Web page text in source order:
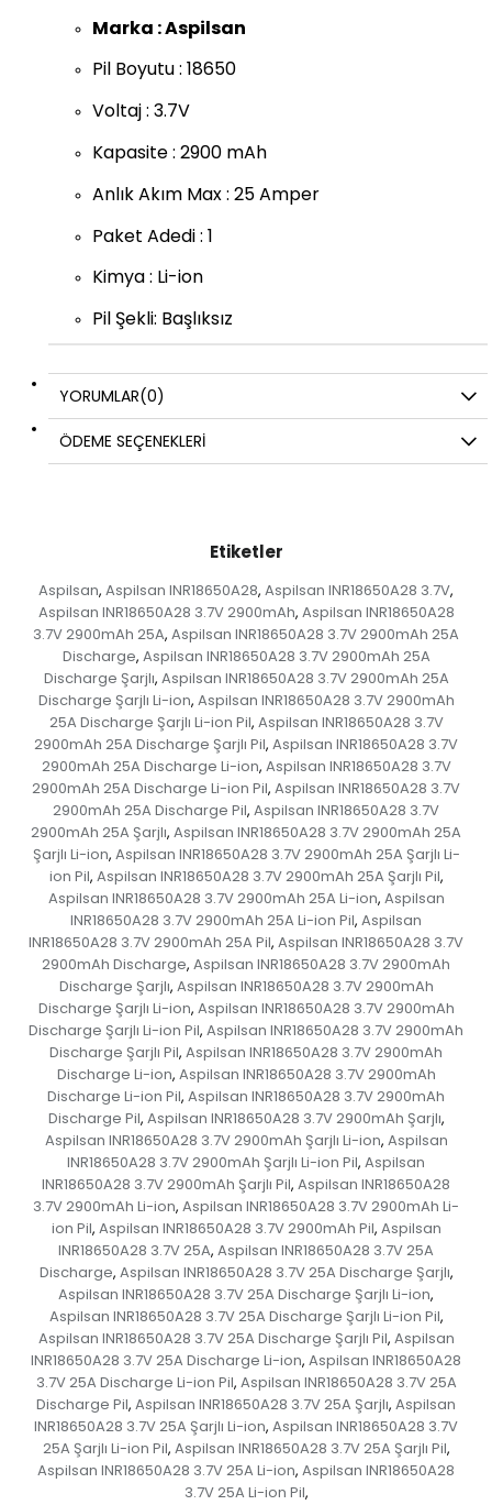
Marka : Aspilsan
Pil Boyutu : 18650
Voltaj : 3.7V
Kapasite : 2900 mAh
Anlık Akım Max : 25 Amper
Paket Adedi : 1
Kimya : Li-ion
Pil Şekli: Başlıksız
YORUMLAR(0)
ÖDEME SEÇENEKLERI
Etiketler
Aspilsan, Aspilsan INR18650A28, Aspilsan INR18650A28 3.7V,
Aspilsan INR18650A28 3.7V 2900mAh, Aspilsan INR18650A28
3.7V 2900mAh 25A, Aspilsan INR18650A28 3.7V 2900mAh 25A
Discharge, Aspilsan INR18650A28 3.7V 2900mAh 25A
Discharge Şarjlı, Aspilsan INR18650A28 3.7V 2900mAh 25A
Discharge Şarjlı Li-ion, Aspilsan INR18650A28 3.7V 2900mAh
25A Discharge Şarjlı Li-ion Pil, Aspilsan INR18650A28 3.7V
2900mAh 25A Discharge Şarjlı Pil, Aspilsan INR18650A28 3.7V
2900mAh 25A Discharge Li-ion, Aspilsan INR18650A28 3.7V
2900mAh 25A Discharge Li-ion Pil, Aspilsan INR18650A28 3.7V
2900mAh 25A Discharge Pil, Aspilsan INR18650A28 3.7V
2900mAh 25A Şarjlı, Aspilsan INR18650A28 3.7V 2900mAh 25A
Şarjlı Li-ion, Aspilsan INR18650A28 3.7V 2900mAh 25A Şarjlı Li-
ion Pil, Aspilsan INR18650A28 3.7V 2900mAh 25A Şarjlı Pil,
Aspilsan INR18650A28 3.7V 2900mAh 25A Li-ion, Aspilsan
INR18650A28 3.7V 2900mAh 25A Li-ion Pil, Aspilsan
INR18650A28 3.7V 2900mAh 25A Pil, Aspilsan INR18650A28 3.7V
2900mAh Discharge, Aspilsan INR18650A28 3.7V 2900mAh
Discharge Şarjlı, Aspilsan INR18650A28 3.7V 2900mAh
Discharge Şarjlı Li-ion, Aspilsan INR18650A28 3.7V 2900mAh
Discharge Şarjlı Li-ion Pil, Aspilsan INR18650A28 3.7V 2900mAh
Discharge Şarjlı Pil, Aspilsan INR18650A28 3.7V 2900mAh
Discharge Li-ion, Aspilsan INR18650A28 3.7V 2900mAh
Discharge Li-ion Pil, Aspilsan INR18650A28 3.7V 2900mAh
Discharge Pil, Aspilsan INR18650A28 3.7V 2900mAh Şarjlı,
Aspilsan INR18650A28 3.7V 2900mAh Şarjlı Li-ion, Aspilsan
INR18650A28 3.7V 2900mAh Şarjlı Li-ion Pil, Aspilsan
INR18650A28 3.7V 2900mAh Şarjlı Pil, Aspilsan INR18650A28
3.7V 2900mAh Li-ion, Aspilsan INR18650A28 3.7V 2900mAh Li-
ion Pil, Aspilsan INR18650A28 3.7V 2900mAh Pil, Aspilsan
INR18650A28 3.7V 25A, Aspilsan INR18650A28 3.7V 25A
Discharge, Aspilsan INR18650A28 3.7V 25A Discharge Şarjlı,
Aspilsan INR18650A28 3.7V 25A Discharge Şarjlı Li-ion,
Aspilsan INR18650A28 3.7V 25A Discharge Şarjlı Li-ion Pil,
Aspilsan INR18650A28 3.7V 25A Discharge Şarjlı Pil, Aspilsan
INR18650A28 3.7V 25A Discharge Li-ion, Aspilsan INR18650A28
3.7V 25A Discharge Li-ion Pil, Aspilsan INR18650A28 3.7V 25A
Discharge Pil, Aspilsan INR18650A28 3.7V 25A Şarjlı, Aspilsan
INR18650A28 3.7V 25A Şarjlı Li-ion, Aspilsan INR18650A28 3.7V
25A Şarjlı Li-ion Pil, Aspilsan INR18650A28 3.7V 25A Şarjlı Pil,
Aspilsan INR18650A28 3.7V 25A Li-ion, Aspilsan INR18650A28
3.7V 25A Li-ion Pil,